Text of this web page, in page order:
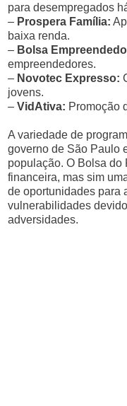
para desempregados
– Prospera Família:
baixa renda.
– Bolsa
empreendedores.
– Novotec Expresso:
jovens.
–VidAtiva: Promoção
A variedade de
governo de São Paulo
população. O Bolsa do
financeira, mas sim
de oportunidades para
vulnerabilidades
adversidades.